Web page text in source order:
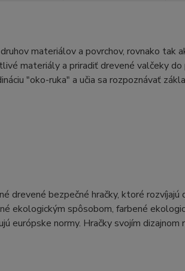
materiálov a povrchov, rovnako tak
materiály a priradiť drevené valčeky do
"oko-ruka" a učia sa rozpoznávať
drevené bezpečné hračky, ktoré rozvíjajú
ekologickým spôsobom, farbené
európske normy. Hračky svojím dizajnom